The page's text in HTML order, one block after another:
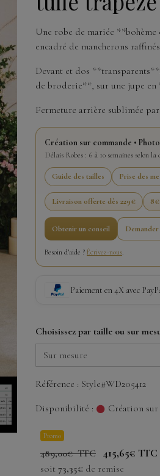
Une robe de mariée
encadré de mancherons
Devant et dos
de broderie**, sur une jupe
Fermeture arrière sublimée
Création sur commande •
Délais Robes : 6 à 10 semaines selon
Guide des tailles Prise des
Livraison offerte dès 229€ 8€
Obtenir un conseil
Besoin d’aide ? Écrivez-nous.
Paiement en 4X avec
Choisissez par taille ou sur
Référence : Style#WD205412
Disponibilité :
Création sur
Promo
489,00€ TTC 415,65€ TTC
soit 73,35€ de remise